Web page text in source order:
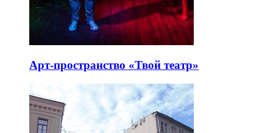
Арт-пространство «Твой театр»